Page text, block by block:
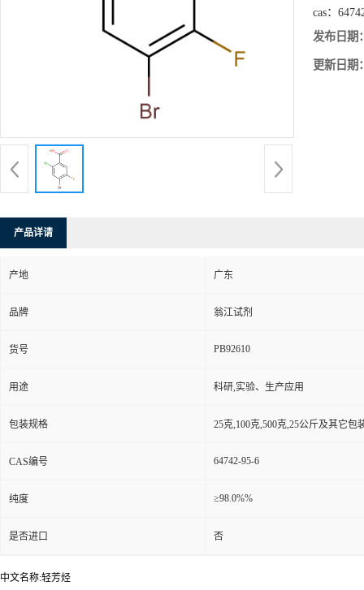
cas：
发布日期
更新日期
产品详请
产地 广东
品牌 翁江试剂
货号 PB92610
用途 科研,实验、生产应用
包装规格 25克,100克,500克,25公斤及其它包
CAS编号 64742-95-6
纯度 ≥98.0%%
是否进口 否
中文名称:轻芳烃